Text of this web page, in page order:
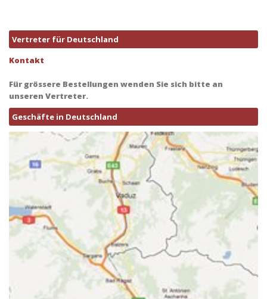
Vertreter für Deutschland
Kontakt
Für grössere Bestellungen wenden Sie sich bitte an
unseren Vertreter.
Geschäfte in Deutschland